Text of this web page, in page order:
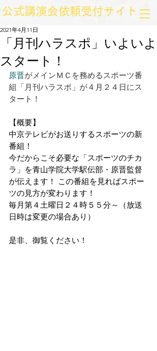
​公式講演会依頼受付サイト
「月刊ハラスポ」いよいよ
スタート！
2021年4月11日
原晋がメインＭＣを務めるスポーツ番
組「月刊ハラスポ」が４月２４日にス
タート！
【概要】
中京テレビがお送りするスポーツの新
番組！
今だからこそ必要な「スポーツのチカ
ラ」を青山学院大学駅伝部・原晋監督
が伝えます！ この番組を見ればスポー
ツの見方が変わります！
毎月第４土曜日２４時５５分～（放送
日時は変更の場合あり）
是非、御覧ください！